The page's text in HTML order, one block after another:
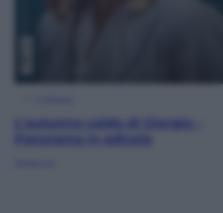
L’autunno caldo di Giorgia –